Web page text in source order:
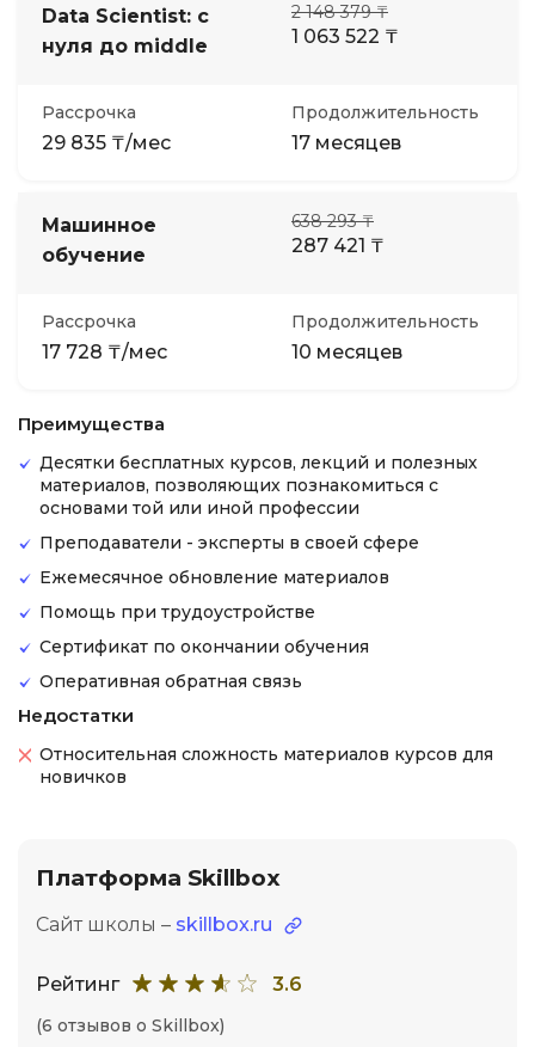
Data Scientist: с
нуля до middle
2 148 379 ₸
1 063 522 ₸
Рассрочка
29 835 ₸/мес
Продолжительность
17 месяцев
Машинное
обучение
638 293 ₸
287 421 ₸
Рассрочка
17 728 ₸/мес
Продолжительность
10 месяцев
Преимущества
Десятки бесплатных курсов, лекций и полезных
материалов, позволяющих познакомиться с
основами той или иной профессии
Преподаватели - эксперты в своей сфере
Ежемесячное обновление материалов
Помощь при трудоустройстве
Сертификат по окончании обучения
Оперативная обратная связь
Недостатки
Относительная сложность материалов курсов для
новичков
Платформа Skillbox
Сайт школы – skillbox.ru
Рейтинг 3.6
(6 отзывов о Skillbox)